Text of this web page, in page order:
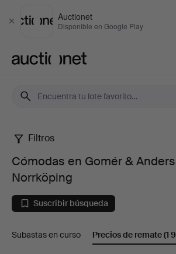
Cerrar
Auctionet
Disponible en Google Play
Cómodas
en
Gomér
Filtros
Cómodas en Gomér &
Norrköping
Suscribir búsqueda
Subastas en curso Precios de remate(1